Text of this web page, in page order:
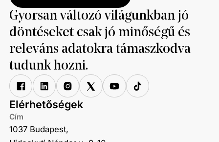
Gyorsan változó világunkban jó
döntéseket csak jó minőségű és
releváns adatokra támaszkodva
tudunk hozni.
Elérhetőségek
Cím
1037 Budapest,